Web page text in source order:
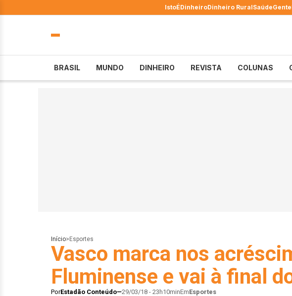
IstoÉDinheiroDinheiro RuralSaúdeGente
BRASIL MUNDO DINHEIRO REVISTA COLUNAS
Início> Esportes
Vasco marca nos
Fluminense e vai à final
PorEstadão Conteúdo 29/03/18 - 23h10minEmEsportes